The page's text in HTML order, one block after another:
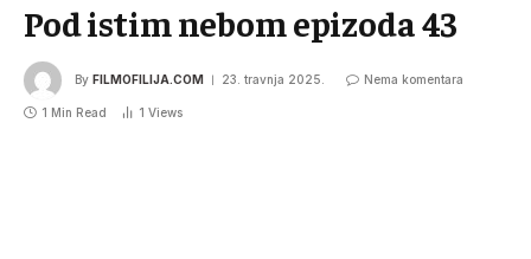
Pod istim nebom epizoda 43
By FILMOFILIJA.COM 23. travnja 2025. Nema komentara
1 Min Read 1 Views